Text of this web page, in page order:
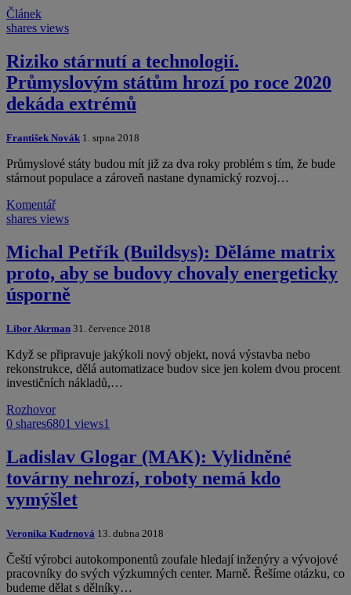
Článek
shares views
Riziko stárnutí a technologií.
Průmyslovým státům hrozí po roce 2020
dekáda extrémů
František Novák 1. srpna 2018
Průmyslové státy budou mít již za dva roky problém s tím, že bude
stárnout populace a zároveň nastane dynamický rozvoj…
Komentář
shares views
Michal Petřík (Buildsys): Děláme matrix
proto, aby se budovy chovaly energeticky
úsporně
Libor Akrman 31. července 2018
Když se připravuje jakýkoli nový objekt, nová výstavba nebo
rekonstrukce, dělá automatizace budov sice jen kolem dvou procent
investičních nákladů,…
Rozhovor
0 shares6801 views1
Ladislav Glogar (MAK): Vylidněné
továrny nehrozí, roboty nemá kdo
vymýšlet
Veronika Kudrnová 13. dubna 2018
Čeští výrobci autokomponentů zoufale hledají inženýry a vývojové
pracovníky do svých výzkumných center. Marně. Řešíme otázku, co
budeme dělat s dělníky…